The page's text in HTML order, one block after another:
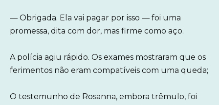
— Obrigada. Ela vai pagar por isso — foi uma
promessa, dita com dor, mas firme como aço.
A polícia agiu rápido. Os exames mostraram que os
ferimentos não eram compatíveis com uma queda;
O testemunho de Rosanna, embora trêmulo, foi